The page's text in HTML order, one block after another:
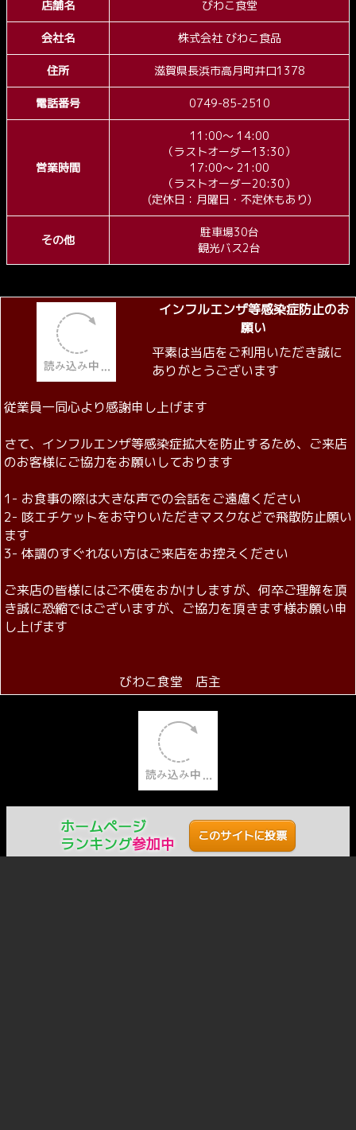
大きな地図で見る
お車で起こしの方: 北陸道小谷城スマートインターから10分
電車で起こしの方：JR北陸線高月駅からタクシーで10分
0749-85-2510
店舗名 びわこ食堂
株式会社 びわこ食品
滋賀県長浜市高月町井口1378
営業時間
（ラストオーダー13:30）
17:00～ 21:00
（ラストオーダー20:30）
(定休日：月曜日・不定休もあり)
観光バス2台
インフルエンザ等感染症防止のお
平素は当店をご利用いただき誠に
ありがとうございます
従業員一同心より感謝申し上げます
さて、インフルエンザ等感染症拡大を防止するため、ご来店
のお客様にご協力をお願いしております
2- 咳エチケットをお守りいただきマスクなどで飛散防止願い
ます
3- 体調のすぐれない方はご来店をお控えください
ご来店の皆様にはご不便をおかけしますが、何卒ご理解を頂
き誠に恐縮ではございますが、ご協力を頂きます様お願い申
びわこ食堂 店主